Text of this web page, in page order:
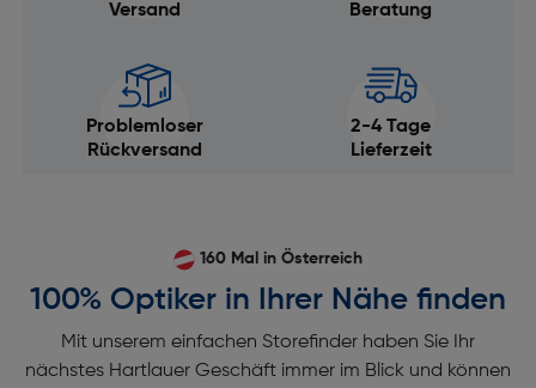
Versand
Beratung
Problemloser
Rückversand
2-4 Tage
Lieferzeit
160 Mal in Österreich
100% Optiker in Ihrer Nähe finden
Mit unserem einfachen Storefinder haben Sie Ihr
nächstes Hartlauer Geschäft immer im Blick und können